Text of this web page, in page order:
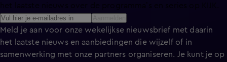
het laatste nieuws over de programma’s en series op KIJK.
Meld je aan voor onze wekelijkse nieuwsbrief met daarin
het laatste nieuws en aanbiedingen die wijzelf of in
samenwerking met onze partners organiseren. Je kunt je op